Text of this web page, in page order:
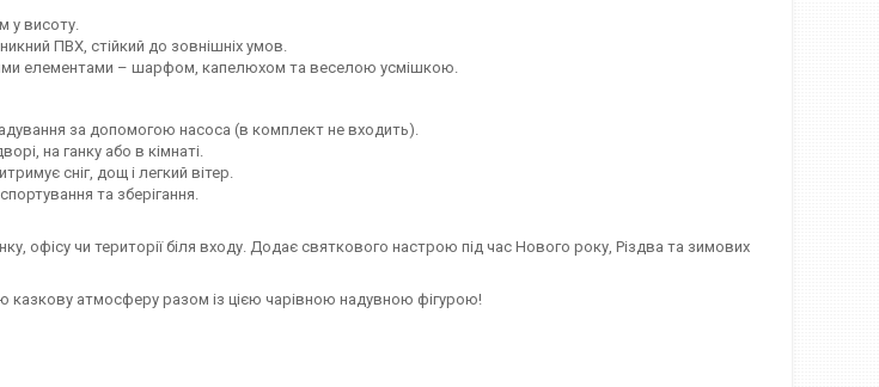
у висоту.
ПВХ, стійкий до зовнішніх умов.
елементами – шарфом, капелюхом та веселою усмішкою.
за допомогою насоса (в комплект не входить).
на ганку або в кімнаті.
сніг, дощ і легкий вітер.
та зберігання.
офісу чи території біля входу. Додає святкового настрою під час Нового року, Різдва та зимових
казкову атмосферу разом із цією чарівною надувною фігурою!